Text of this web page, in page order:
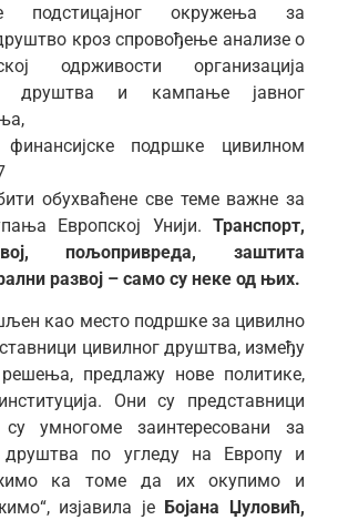
подстицајног окружења за
кроз спровођење анализе о
одрживости организација
друштва и кампање јавног
подршке цивилном
обухваћене све теме важне за
Европској Унији. Транспорт,
пољопривреда, заштита
развој – само су неке од њих.
као место подршке за цивилно
цивилног друштва, између
предлажу нове политике,
Они су представници
умногоме заинтересовани за
по угледу на Европу и
ка томе да их окупимо и
изјавила је Бојана Џуловић,